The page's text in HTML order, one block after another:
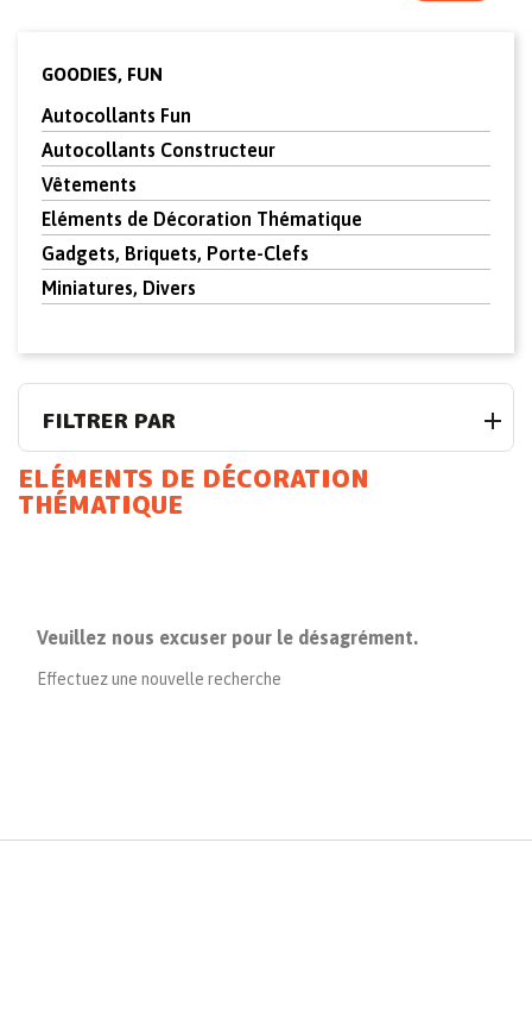
GOODIES, FUN
Autocollants Fun
Autocollants Constructeur
Vêtements
Eléments de Décoration Thématique
Gadgets, Briquets, Porte-Clefs
Miniatures, Divers
FILTRER PAR
ELÉMENTS DE DÉCORATION
THÉMATIQUE
Veuillez nous excuser pour le désagrément.
Effectuez une nouvelle recherche